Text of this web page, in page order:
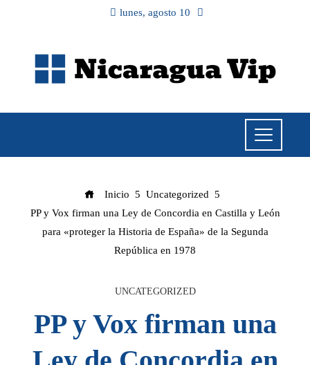
lunes, agosto 10
Inicio
Uncategorized
PP y Vox firman una Ley de Concordia en Castilla y León
para «proteger la Historia de España» de la Segunda
República en 1978
UNCATEGORIZED
PP y Vox firman una